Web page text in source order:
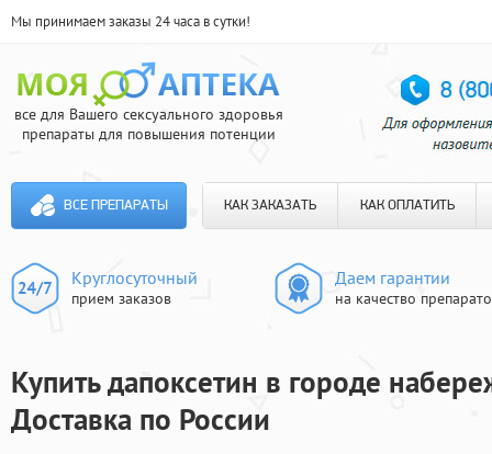
Мы принимаем заказы 24 часа в сутки!
все для Вашего сексуального здоровья
препараты для повышения потенции
ВСЕ ПРЕПАРАТЫ КАК ЗАКАЗАТЬ КАК ОПЛАТИТЬ
Круглосуточный
прием заказов
Даем гарантии
на качество
Купить дапоксетин в городе
Доставка по России